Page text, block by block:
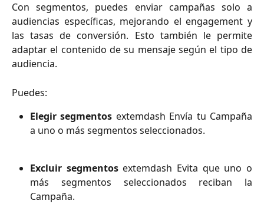
Con segmentos, puedes enviar campañas solo a
audiencias específicas, mejorando el engagement y
las tasas de conversión. Esto también le permite
adaptar el contenido de su mensaje según el tipo de
audiencia.
Puedes:
Elegir segmentos extemdash Envía tu Campaña
a uno o más segmentos seleccionados.
Excluir segmentosextemdash Evita que uno o
más segmentos seleccionados reciban la
Campaña.